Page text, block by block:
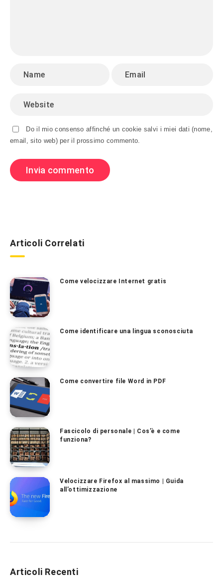
Do il mio consenso affinché un cookie salvi i miei dati (nome,
email, sito web) per il prossimo commento.
Articoli Correlati
Come velocizzare Internet gratis
Come identificare una lingua sconosciuta
Come convertire file Word in PDF
Fascicolo di personale | Cos’è e come
funziona?
Velocizzare Firefox al massimo | Guida
all’ottimizzazione
Articoli Recenti